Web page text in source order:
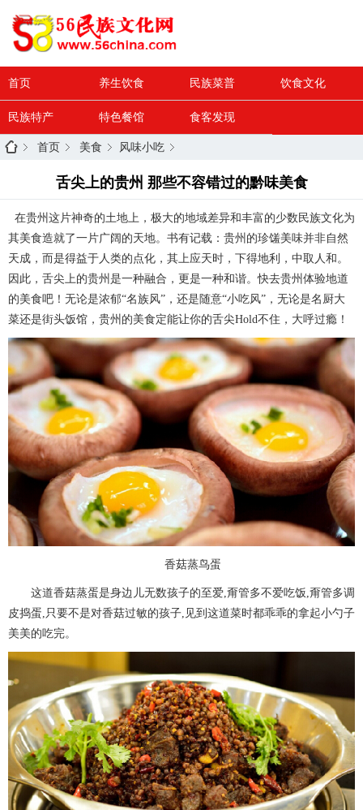
首页 养生饮食 民族菜普 饮食文化
民族特产 特色餐馆 食客发现
首页 美食 风味小吃
舌尖上的贵州 那些不容错过的黔味美食
在贵州这片神奇的土地上，极大的地域差异和丰富的少数民族文化为
其美食造就了一片广阔的天地。书有记载：贵州的珍馐美味并非自然
天成，而是得益于人类的点化，其上应天时，下得地利，中取人和。
因此，舌尖上的贵州是一种融合，更是一种和谐。快去贵州体验地道
的美食吧！无论是浓郁“名族风”，还是随意“小吃风”，无论是名厨大
菜还是街头饭馆，贵州的美食定能让你的舌尖Hold不住，大呼过瘾！
香菇蒸鸟蛋
这道香菇蒸蛋是身边儿无数孩子的至爱,甭管多不爱吃饭,甭管多调
皮捣蛋,只要不是对香菇过敏的孩子,见到这道菜时都乖乖的拿起小勺子
美美的吃完。